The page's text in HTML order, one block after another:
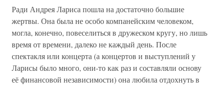
Ради Андрея Лариса пошла на достаточно большие
жертвы. Она была не особо компанейским человеком,
могла, конечно, повеселиться в дружеском кругу, но лишь
время от времени, далеко не каждый день. После
спектакля или концерта (а концертов и выступлений у
Ларисы было много, они-то как раз и составляли основу
её финансовой независимости) она любила отдохнуть в